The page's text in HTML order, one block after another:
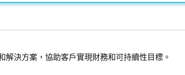
解決方案，協助客戶實現財務和可持續性目標。